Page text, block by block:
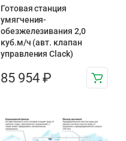
Готовая станция
умягчения-
обезжелезивания 2,0
куб.м/ч (авт. клапан
управления Clack)
85 954 ₽